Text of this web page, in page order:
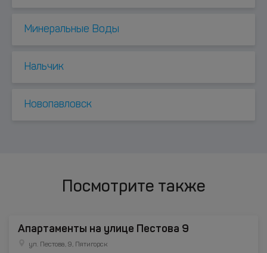
Минеральные Воды
Нальчик
Новопавловск
Посмотрите также
Апартаменты на улице Пестова 9
ул. Пестова, 9, Пятигорск